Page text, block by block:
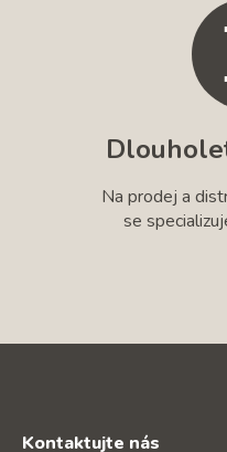
Na prodej a
se
Kontaktujte nás